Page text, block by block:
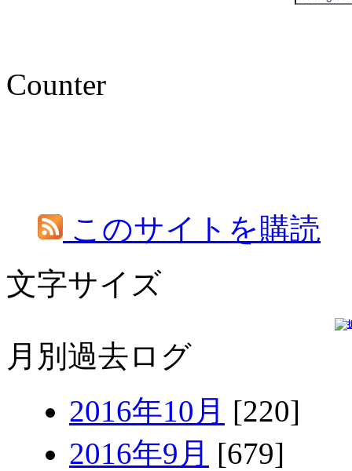
Counter
このサイトを購読
文字サイズ
月別過去ログ
2016年10月 [220]
2016年9月 [679]